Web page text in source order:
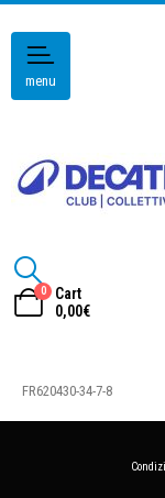
menu
0
Cart
0,00€
FR620430-34-7-8